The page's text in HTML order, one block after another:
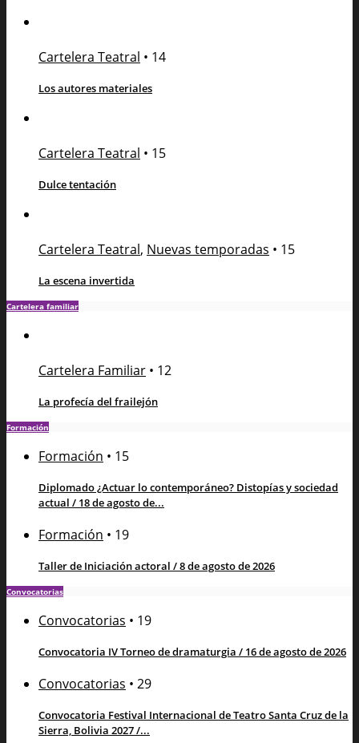
Cartelera Teatral • 14
Los autores materiales
Cartelera Teatral • 15
Dulce tentación
Cartelera Teatral, Nuevas temporadas • 15
La escena invertida
Cartelera familiar
Cartelera Familiar • 12
La profecía del frailejón
Formación
Formación • 15
Diplomado ¿Actuar lo contemporáneo? Distopías y sociedad
actual / 18 de agosto de...
Formación • 19
Taller de Iniciación actoral / 8 de agosto de 2026
Convocatorias
Convocatorias • 19
Convocatoria IV Torneo de dramaturgia / 16 de agosto de 2026
Convocatorias • 29
Convocatoria Festival Internacional de Teatro Santa Cruz de la
Sierra, Bolivia 2027 /...